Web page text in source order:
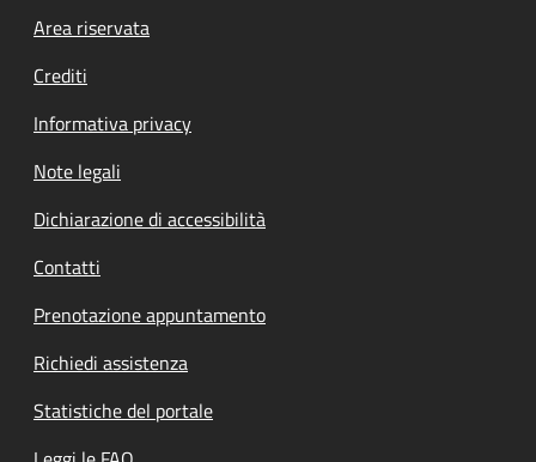
Footer menu
Area riservata
Crediti
Informativa privacy
Note legali
Dichiarazione di accessibilità
Contatti
Prenotazione appuntamento
Richiedi assistenza
Statistiche del portale